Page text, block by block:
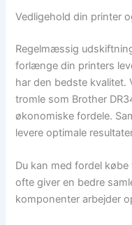
Vedligehold din printer
Regelmæssig
forlænge din printers
har den bedste kvalitet.
tromle som Brother
økonomiske fordele.
levere optimale
Du kan med fordel
ofte giver en bedre
komponenter arbejder